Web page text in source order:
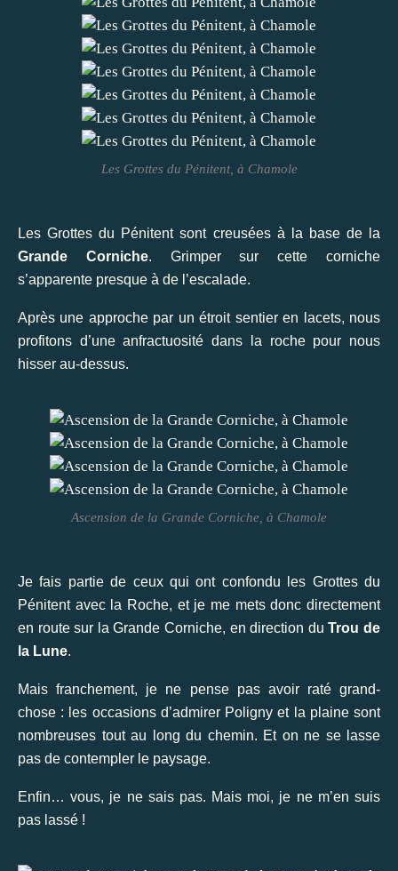
Les Grottes du Pénitent, à Chamole
Les Grottes du Pénitent sont creusées à la base de la
Grande Corniche. Grimper sur cette corniche
s’apparente presque à de l’escalade.
Après une approche par un étroit sentier en lacets, nous
profitons d’une anfractuosité dans la roche pour nous
hisser au-dessus.
Ascension de la Grande Corniche, à Chamole
Je fais partie de ceux qui ont confondu les Grottes du
Pénitent avec la Roche, et je me mets donc directement
en route sur la Grande Corniche, en direction duTrou de
la Lune.
Mais franchement, je ne pense pas avoir raté grand-
chose : les occasions d’admirer Poligny et la plaine sont
nombreuses tout au long du chemin. Et on ne se lasse
pas de contempler le paysage.
Enfin… vous, je ne sais pas. Mais moi, je ne m’en suis
pas lassé !